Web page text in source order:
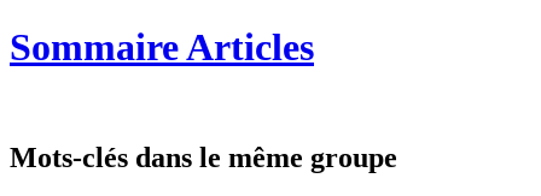
Sommaire Articles
Mots-clés dans le même groupe